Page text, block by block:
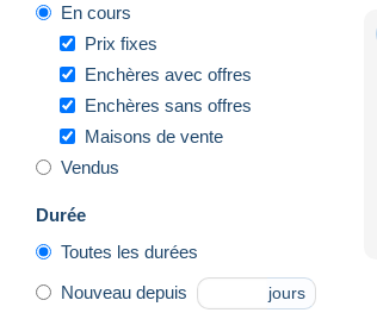
En cours
Prix fixes
Enchères avec offres
Enchères sans offres
Maisons de vente
Vendus
Durée
Toutes les durées
Nouveau depuis jours